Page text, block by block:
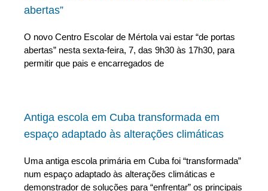
abertas”
O novo Centro Escolar de Mértola vai estar “de portas
abertas” nesta sexta-feira, 7, das 9h30 às 17h30, para
permitir que pais e encarregados de
Antiga escola em Cuba transformada em
espaço adaptado às alterações climáticas
Uma antiga escola primária em Cuba foi “transformada”
num espaço adaptado às alterações climáticas e
demonstrador de soluções para “enfrentar” os principais